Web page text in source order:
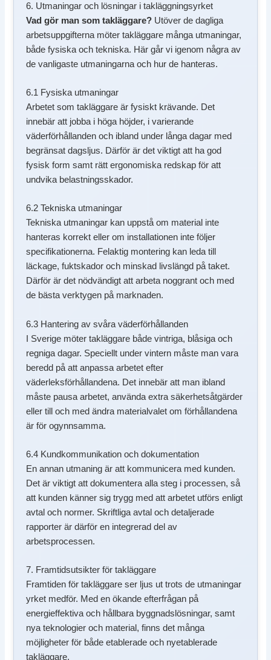
6. Utmaningar och lösningar i takläggningsyrket
Vad gör man som takläggare? Utöver de dagliga
arbetsuppgifterna möter takläggare många utmaningar,
både fysiska och tekniska. Här går vi igenom några av
de vanligaste utmaningarna och hur de hanteras.
6.1 Fysiska utmaningar
Arbetet som takläggare är fysiskt krävande. Det
innebär att jobba i höga höjder, i varierande
väderförhållanden och ibland under långa dagar med
begränsat dagsljus. Därför är det viktigt att ha god
fysisk form samt rätt ergonomiska redskap för att
undvika belastningsskador.
6.2 Tekniska utmaningar
Tekniska utmaningar kan uppstå om material inte
hanteras korrekt eller om installationen inte följer
specifikationerna. Felaktig montering kan leda till
läckage, fuktskador och minskad livslängd på taket.
Därför är det nödvändigt att arbeta noggrant och med
de bästa verktygen på marknaden.
6.3 Hantering av svåra väderförhållanden
I Sverige möter takläggare både vintriga, blåsiga och
regniga dagar. Speciellt under vintern måste man vara
beredd på att anpassa arbetet efter
väderleksförhållandena. Det innebär att man ibland
måste pausa arbetet, använda extra säkerhetsåtgärder
eller till och med ändra materialvalet om förhållandena
är för ogynnsamma.
6.4 Kundkommunikation och dokumentation
En annan utmaning är att kommunicera med kunden.
Det är viktigt att dokumentera alla steg i processen, så
att kunden känner sig trygg med att arbetet utförs enligt
avtal och normer. Skriftliga avtal och detaljerade
rapporter är därför en integrerad del av
arbetsprocessen.
7. Framtidsutsikter för takläggare
Framtiden för takläggare ser ljus ut trots de utmaningar
yrket medför. Med en ökande efterfrågan på
energieffektiva och hållbara byggnadslösningar, samt
nya teknologier och material, finns det många
möjligheter för både etablerade och nyetablerade
takläggare.